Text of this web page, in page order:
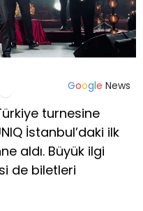
Google News
turnesine
İstanbul’daki ilk
aldı. Büyük ilgi
de biletleri